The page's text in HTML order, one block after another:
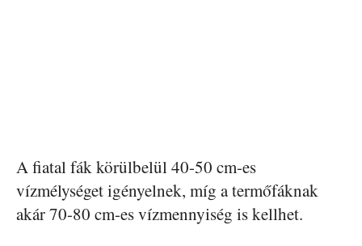
A fiatal fák körülbelül 40-50 cm-es
vízmélységet igényelnek, míg a termőfáknak
akár 70-80 cm-es vízmennyiség is kellhet.